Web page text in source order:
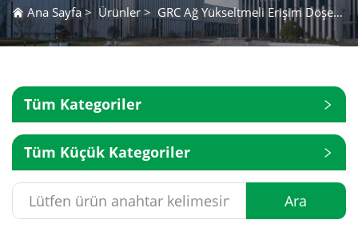
Ana Sayfa> Ürünler > GRC Ağ Yükseltmeli Erişim Döşemesi
Tüm Kategoriler
Tüm Küçük Kategoriler
Ara